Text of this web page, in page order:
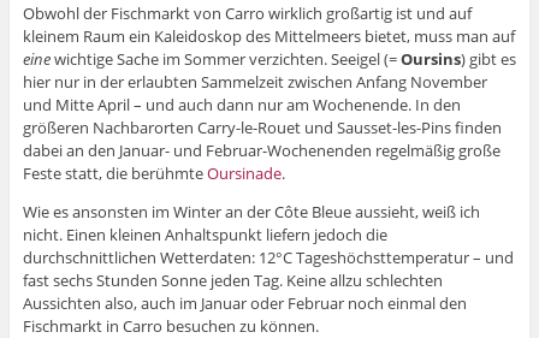
Obwohl der Fischmarkt von Carro wirklich großartig ist und auf
kleinem Raum ein Kaleidoskop des Mittelmeers bietet, muss man auf
einewichtige Sache im Sommer verzichten. Seeigel (=Oursins) gibt es
hier nur in der erlaubten Sammelzeit zwischen Anfang November
und Mitte April – und auch dann nur am Wochenende. In den
größeren Nachbarorten Carry-le-Rouet und Sausset-les-Pins finden
dabei an den Januar- und Februar-Wochenenden regelmäßig große
Feste statt, die berühmteOursinade.
Wie es ansonsten im Winter an der Côte Bleue aussieht, weiß ich
nicht. Einen kleinen Anhaltspunkt liefern jedoch die
durchschnittlichen Wetterdaten: 12°C Tageshöchsttemperatur – und
fast sechs Stunden Sonne jeden Tag. Keine allzu schlechten
Aussichten also, auch im Januar oder Februar noch einmal den
Fischmarkt in Carro besuchen zu können.